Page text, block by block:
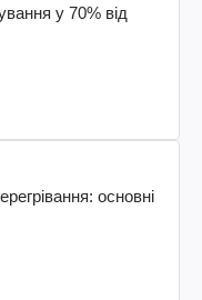
у 70% від
основні